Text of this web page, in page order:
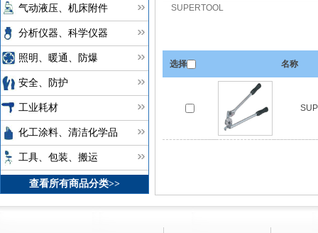
气动液压、机床附件
分析仪器、科学仪器
照明、暖通、防爆
安全、防护
工业耗材
化工涂料、清洁化学品
工具、包装、搬运
查看所有商品分类>>
SUPERTOOL
选择 名称